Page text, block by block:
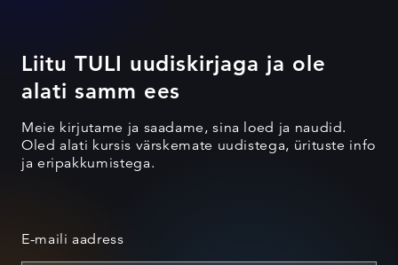
Liitu TULI uudiskirjaga ja ole
alati samm ees
Meie kirjutame ja saadame, sina loed ja naudid.
Oled alati kursis värskemate uudistega, ürituste info
ja eripakkumistega.
E-maili aadress